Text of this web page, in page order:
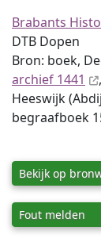
Brabants
DTB Dopen
Bron: boek,
archief 1441
Heeswijk
begraafboek
Bekijk op
Fout melden